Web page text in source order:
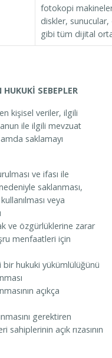
fotokopi
diskler,
gibi tüm dijital
SEBEPLER
kişisel veriler, ilgili
ile ilgili mevzuat
saklamayı
ve ifası ile
saklanması,
veya
ve özgürlüklerine zarar
menfaatleri için
hukuki yükümlülüğünü
açıkça
gerektiren
sahiplerinin açık rızasının